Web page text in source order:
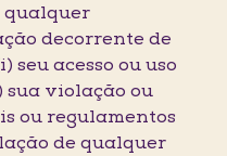
qualquer
decorrente de
seu acesso ou uso
sua violação ou
ou regulamentos
de qualquer